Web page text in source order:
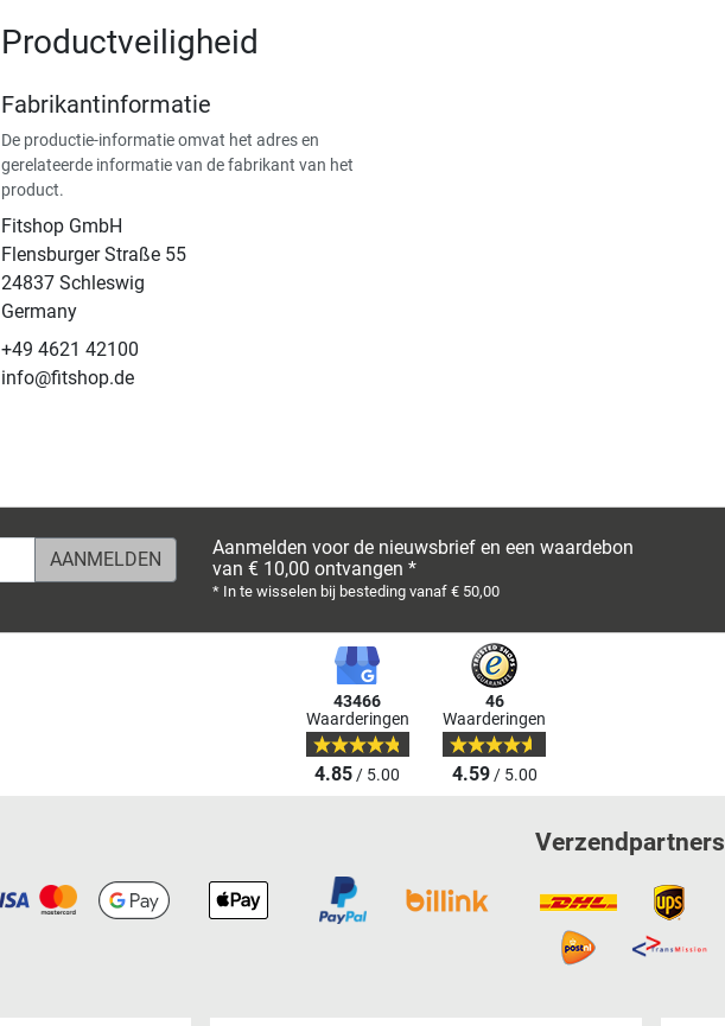
Productveiligheid
Fabrikantinformatie
De productie-informatie omvat het adres en
gerelateerde informatie van de fabrikant van het
product.
Fitshop GmbH
Flensburger Straße 55
24837 Schleswig
Germany
+49 4621 42100
info@fitshop.de
Aanmelden voor de nieuwsbrief en een waardebon
van € 10,00 ontvangen *
* In te wisselen bij besteding vanaf € 50,00
43466
Waarderingen
4.85/ 5.00
46
Waarderingen
4.59/ 5.00
Verzendpartners